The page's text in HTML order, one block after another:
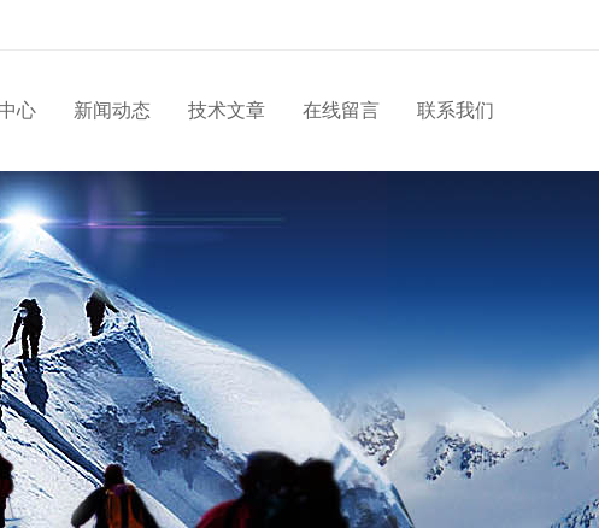
心 新闻动态 技术文章 在线留言 联系我们